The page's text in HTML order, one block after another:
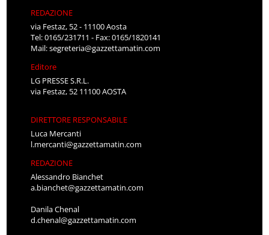
REDAZIONE
via Festaz, 52 - 11100 Aosta
Tel: 0165/231711 - Fax: 0165/1820141
Mail:segreteria@gazzettamatin.com
Editore
LG PRESSE S.R.L.
via Festaz, 52 11100 AOSTA
DIRETTORE RESPONSABILE
Luca Mercanti
l.mercanti@gazzettamatin.com
REDAZIONE
Alessandro Bianchet
a.bianchet@gazzettamatin.com
Danila Chenal
d.chenal@gazzettamatin.com